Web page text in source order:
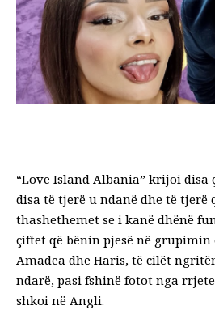
“Love Island Albania” krijoi disa
disa të tjerë u ndanë dhe të tjerë
thashethemet se i kanë dhënë
çiftet që bënin pjesë në
Amadea dhe Haris, të cilët
ndarë, pasi fshinë fotot nga
shkoi në Angli.